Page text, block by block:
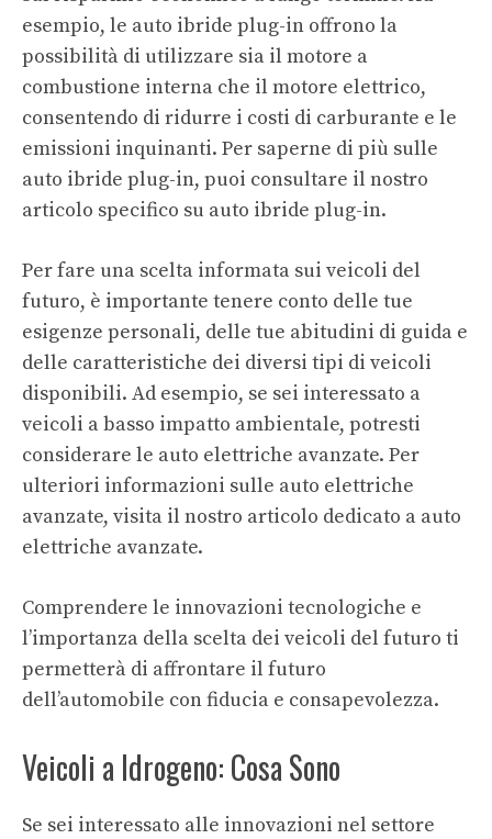
esempio, le auto ibride plug-in offrono la
possibilità di utilizzare sia il motore a
combustione interna che il motore elettrico,
consentendo di ridurre i costi di carburante e le
emissioni inquinanti. Per saperne di più sulle
auto ibride plug-in, puoi consultare il nostro
articolo specifico su auto ibride plug-in.
Per fare una scelta informata sui veicoli del
futuro, è importante tenere conto delle tue
esigenze personali, delle tue abitudini di guida e
delle caratteristiche dei diversi tipi di veicoli
disponibili. Ad esempio, se sei interessato a
veicoli a basso impatto ambientale, potresti
considerare le auto elettriche avanzate. Per
ulteriori informazioni sulle auto elettriche
avanzate, visita il nostro articolo dedicato a auto
elettriche avanzate.
Comprendere le innovazioni tecnologiche e
l’importanza della scelta dei veicoli del futuro ti
permetterà di affrontare il futuro
dell’automobile con fiducia e consapevolezza.
Veicoli a Idrogeno: Cosa Sono
Se sei interessato alle innovazioni nel settore